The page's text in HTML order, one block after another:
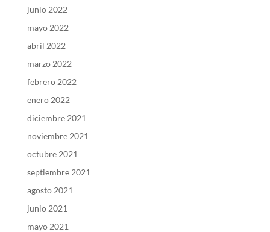
junio 2022
mayo 2022
abril 2022
marzo 2022
febrero 2022
enero 2022
diciembre 2021
noviembre 2021
octubre 2021
septiembre 2021
agosto 2021
junio 2021
mayo 2021